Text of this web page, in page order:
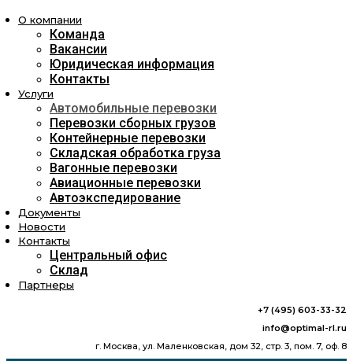
О компании
Команда
Вакансии
Юридическая информация
Контакты
Услуги
Автомобильные перевозки
Перевозки сборных грузов
Контейнерные перевозки
Складская обработка груза
Вагонные перевозки
Авиационные перевозки
Автоэкспедирование
Документы
Новости
Контакты
Центральный офис
Склад
Партнеры
+7 (495) 603-33-32
info@optimal-rl.ru
г. Москва, ул. Маленковская, дом 32, стр. 3, пом. 7, оф. 8